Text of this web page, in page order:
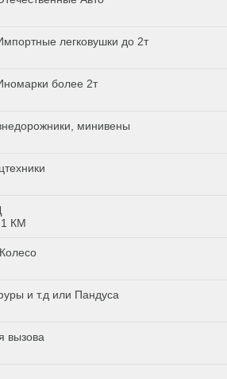
легковушки до 2т
более 2т
минивены
1 КМ
и т.д или Пандуса
вызова